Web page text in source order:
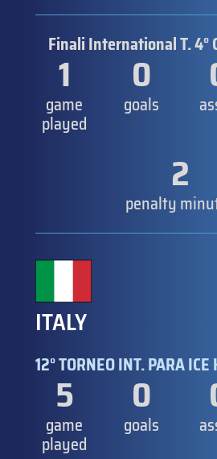
Finali International T.
1
game
played
0
goals
2
penalty
ITALY
12° TORNEO INT. PARA ICE
5
game
played
0
goals